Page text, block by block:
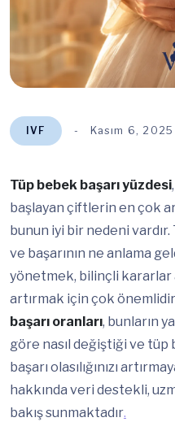
IVF Kasım 6, 2025
Tüp bebek başarı yüzdesi
başlayan çiftlerin en çok
bunun iyi bir nedeni vardır.
ve başarının ne anlama
yönetmek, bilinçli kararlar
artırmak için çok
başarı oranları, bunların
göre nasıl değiştiği ve tüp
başarı olasılığınızı
hakkında veri destekli,
bakış sunmaktadır.